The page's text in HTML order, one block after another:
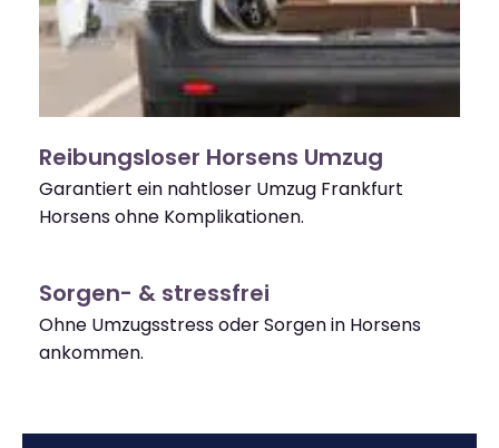
Reibungsloser Horsens Umzug
Garantiert ein nahtloser Umzug Frankfurt
Horsens ohne Komplikationen.
Sorgen- & stressfrei
Ohne Umzugsstress oder Sorgen in Horsens
ankommen.